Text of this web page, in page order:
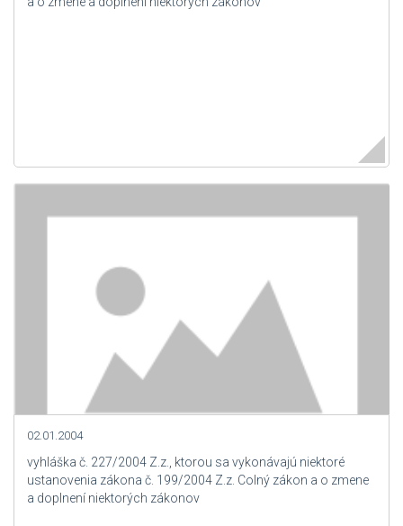
02.01.2004
vyhláška č. 227/2004 Z.z., ktorou sa vykonávajú niektoré
ustanovenia zákona č. 199/2004 Z.z. Colný zákon a o zmene
a doplnení niektorých zákonov